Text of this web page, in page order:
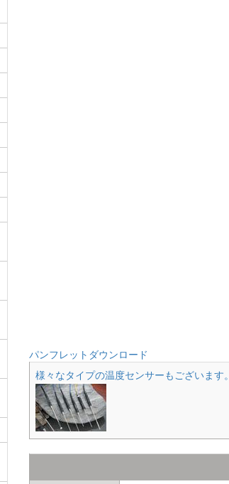
パンフレットダウンロード
様々なタイプの温度センサーもございます。